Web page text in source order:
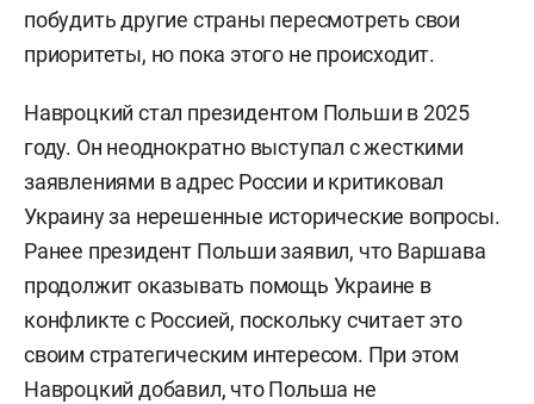
побудить другие страны пересмотреть свои
приоритеты, но пока этого не происходит.
Навроцкий стал президентом Польши в 2025
году. Он неоднократно выступал с жесткими
заявлениями в адрес России и критиковал
Украину за нерешенные исторические вопросы.
Ранее президент Польши заявил, что Варшава
продолжит оказывать помощь Украине в
конфликте с Россией, поскольку считает это
своим стратегическим интересом. При этом
Навроцкий добавил, что Польша не